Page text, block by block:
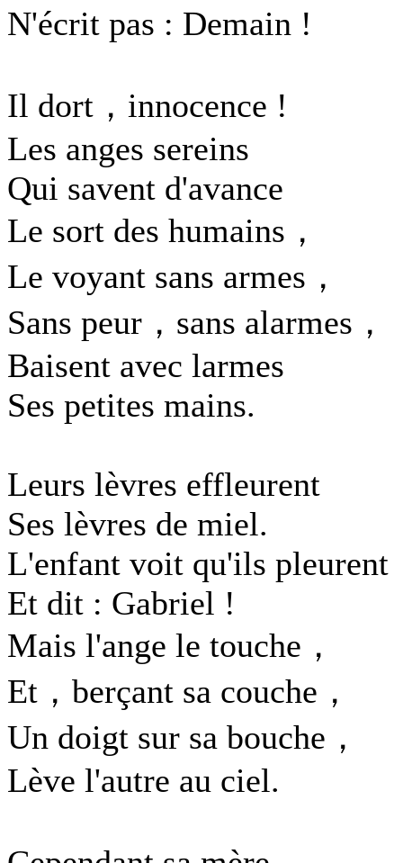
N'écrit pas : Demain !
Il dort，innocence !
Les anges sereins
Qui savent d'avance
Le sort des humains，
Le voyant sans armes，
Sans peur，sans alarmes，
Baisent avec larmes
Ses petites mains.
Leurs lèvres effleurent
Ses lèvres de miel.
L'enfant voit qu'ils pleurent
Et dit : Gabriel !
Mais l'ange le touche，
Et，berçant sa couche，
Un doigt sur sa bouche，
Lève l'autre au ciel.